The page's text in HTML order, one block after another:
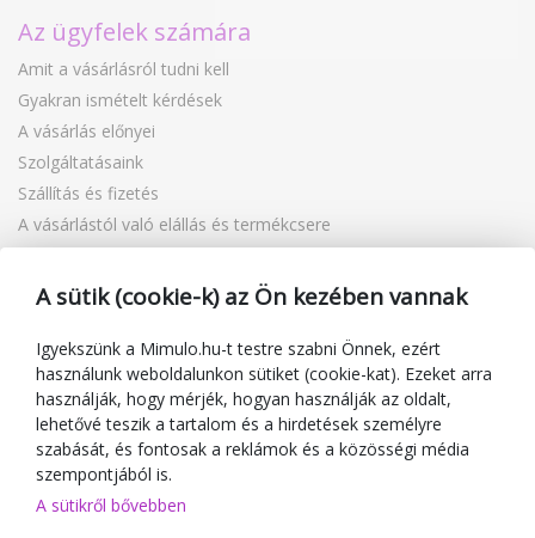
Az ügyfelek számára
Amit a vásárlásról tudni kell
Gyakran ismételt kérdések
A vásárlás előnyei
Szolgáltatásaink
Szállítás és fizetés
A vásárlástól való elállás és termékcsere
Reklamáció
Ajándékutalványok
Blog
A kereskedőről
Mimulo.hu
Felhasználási feltételek
Adatvédelmi irányelvek
A sütik (cookie-k) az Ön kezében vannak
Igyekszünk a Mimulo.hu-t testre szabni Önnek, ezért
használunk weboldalunkon sütiket (cookie-kat). Ezeket arra
használják, hogy mérjék, hogyan használják az oldalt,
lehetővé teszik a tartalom és a hirdetések személyre
szabását, és fontosak a reklámok és a közösségi média
szempontjából is.
A sütikről bővebben